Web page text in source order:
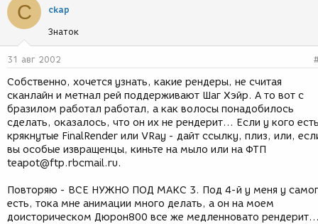
р
т
е
м
ы
с
з
д
а
и
я
C ckap
Знаток
31 авг 2002
Собственно, хочется узнать, какие рендеры, не считая
сканлайн и метнал рей поддерживают Шаг Хэйр. А то вот с
бразилом работал работал, а как волосы понадобилось
сделать, оказалось, что он их не рендерит... Если у кого
крякнутые FinalRender или VRay - дайт ссылку, плиз, или,
вы особые извращенцы, киньте на мыло или на ФТП
teapot@ftp.rbcmail.ru.
Повторяю - ВСЕ НУЖНО ПОД МАКС 3. Под 4-й у меня у
есть, тока мне анимации много делать, а он на моем
доисторическом Дюрон800 все же медленновато